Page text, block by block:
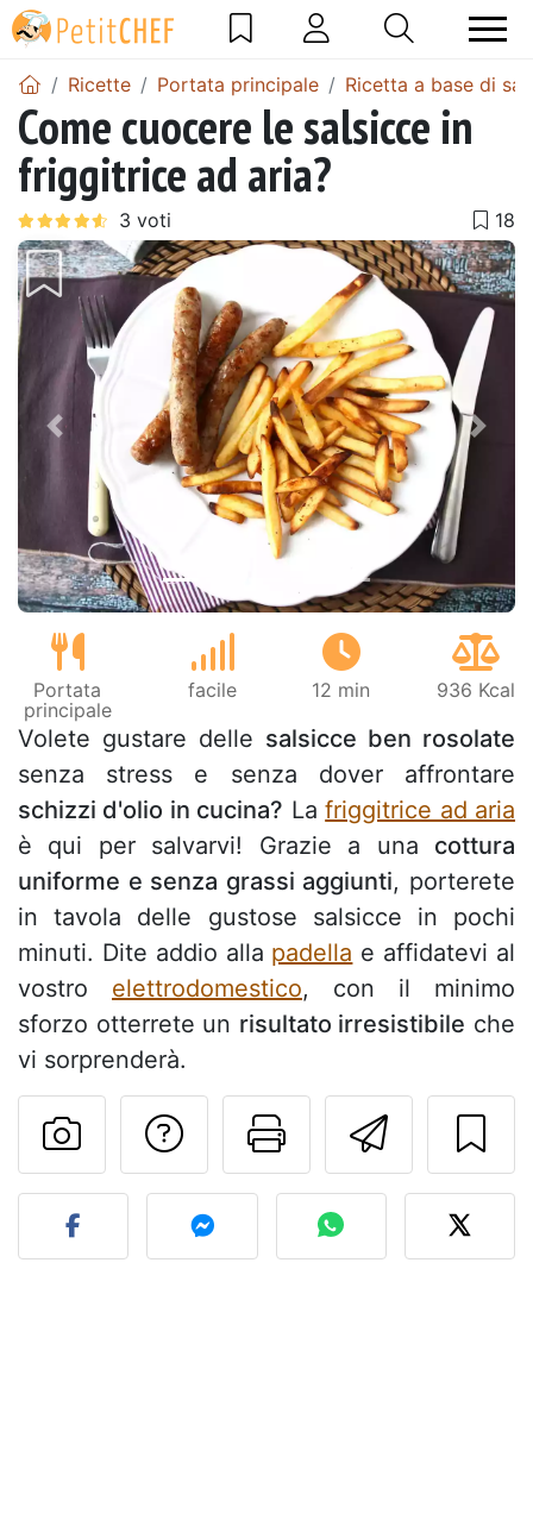
Ricette Portata principale Ricetta a base di
Come cuocere le salsicce in
friggitrice ad aria?
Precedente
Portata
principale
facile 12 min 936 Kcal
Volete gustare delle salsicce ben rosolate
senza stress e senza dover affrontare
schizzi d'olio in cucina? Lafriggitrice ad aria
è qui per salvarvi! Grazie a una cottura
uniforme e senza grassi aggiunti, porterete
in tavola delle gustose salsicce in pochi
minuti. Dite addio alla padella e affidatevi al
vostro elettrodomestico, con il minimo
sforzo otterrete un risultato irresistibile che
vi sorprenderà.
Invia
Stampa la
Contatta l'autore
Pubblica la foto di